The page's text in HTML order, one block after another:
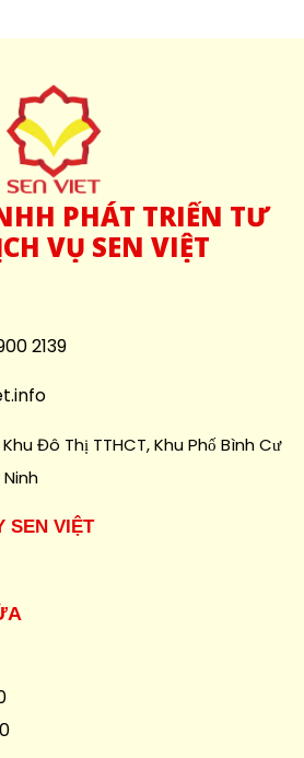
PHÁT TRIỂN TƯ
VỤ SEN VIỆT
2139
Đô Thị TTHCT, Khu Phố Bình Cư
SEN VIỆT